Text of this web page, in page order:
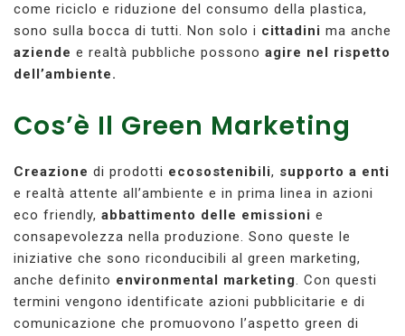
come riciclo e riduzione del consumo della plastica,
sono sulla bocca di tutti. Non solo i cittadini ma anche
aziende e realtà pubbliche possono agire nel rispetto
dell’ambiente.
Cos’è Il Green Marketing
Creazione di prodotti ecosostenibili, supporto a enti
e realtà attente all’ambiente e in prima linea in azioni
eco friendly, abbattimento delle emissioni e
consapevolezza nella produzione. Sono queste le
iniziative che sono riconducibili al green marketing,
anche definito environmental marketing. Con questi
termini vengono identificate azioni pubblicitarie e di
comunicazione che promuovono l’aspetto green di